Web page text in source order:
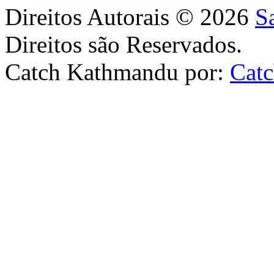
Direitos Autorais © 2026
Direitos são Reservados.
Catch Kathmandu por: